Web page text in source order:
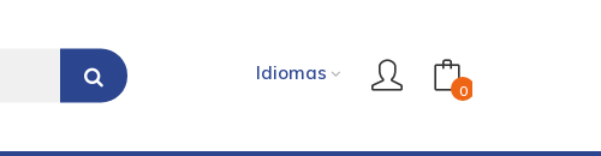
Idiomas
0